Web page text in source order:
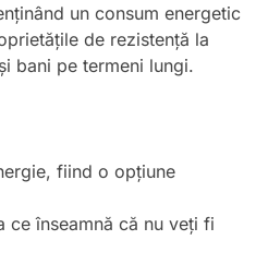
un consum energetic
de rezistență la
bani pe termeni lungi.
fiind o opțiune
înseamnă că nu veți fi